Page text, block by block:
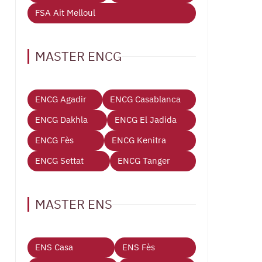
FSA Ait Melloul
MASTER ENCG
ENCG Agadir
ENCG Casablanca
ENCG Dakhla
ENCG El Jadida
ENCG Fès
ENCG Kenitra
ENCG Settat
ENCG Tanger
MASTER ENS
ENS Casa
ENS Fès